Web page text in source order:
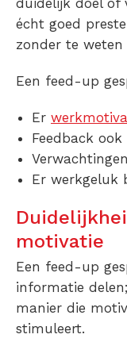
duidelijk doel of
écht goed
zonder te
Een feed-up
Er
Feedback
Er werkgeluk
motivatie
Een feed-up
informatie
manier die
stimuleert.